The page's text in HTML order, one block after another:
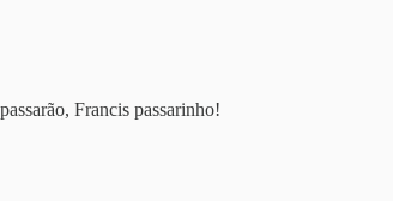
Francis passarinho!